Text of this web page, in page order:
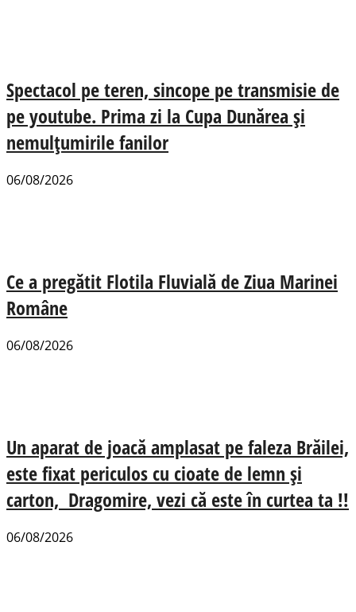
Spectacol pe teren, sincope pe transmisie de
pe youtube. Prima zi la Cupa Dunărea și
nemulțumirile fanilor
06/08/2026
Ce a pregătit Flotila Fluvială de Ziua Marinei
Române
06/08/2026
Un aparat de joacă amplasat pe faleza Brăilei,
este fixat periculos cu cioate de lemn și
carton, Dragomire, vezi că este în curtea ta !!
06/08/2026